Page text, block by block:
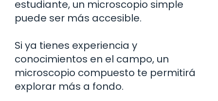
estudiante, un microscopio simple
puede ser más accesible.
Si ya tienes experiencia y
conocimientos en el campo, un
microscopio compuesto te permitirá
explorar más a fondo.